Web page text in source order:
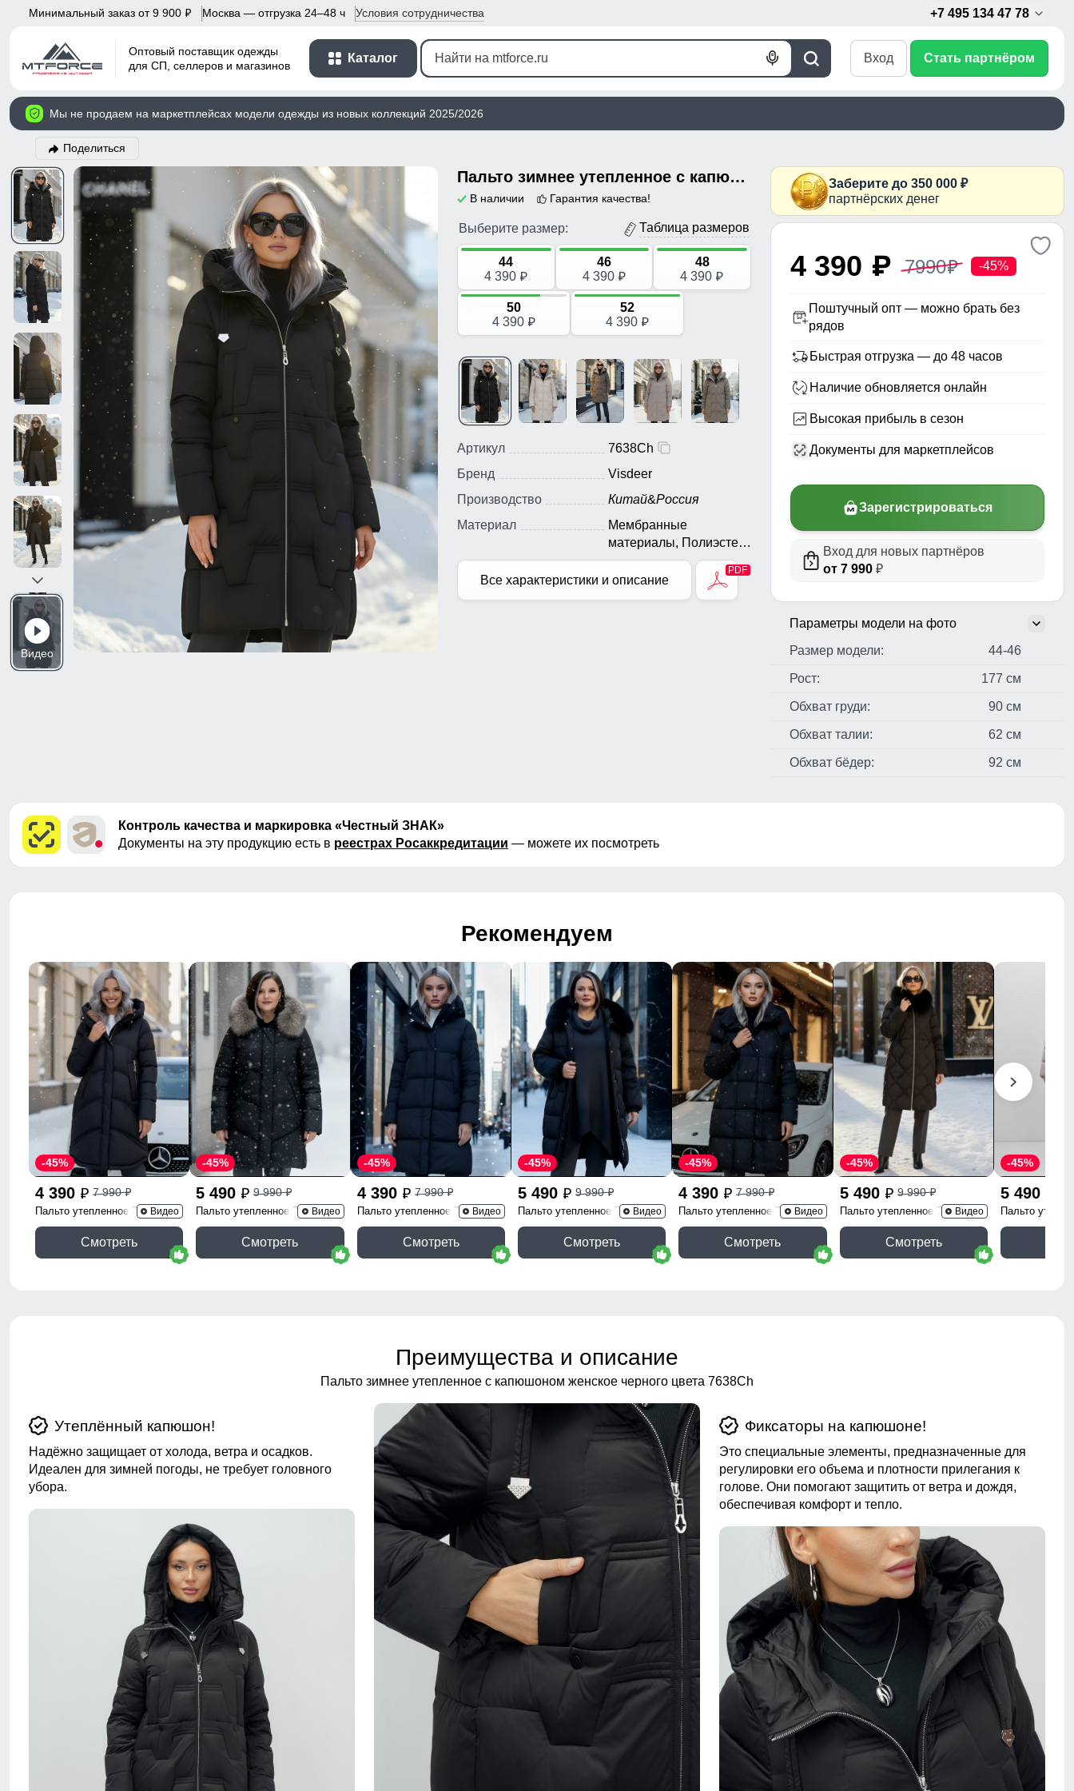
Минимальный заказ от 9 900 p Москва — отгрузка 24–48 ч Условия сотрудничества +7 495 134 47 78
Оптовый поставщик одежды
для СП, селлеров и магазинов
Каталог
Поиск
Голосовой
Вход Стать партнёром
Мы не продаем на маркетплейсах модели одежды из новых коллекций 2025/2026
Поделиться
Видео
Пальто зимнее утепленное с капюшоном женское черного цвета 7638Ch
В наличии Гарантия качества!
Выберите размер: Таблица размеров
44
4 390 p
46
4 390 p
48
4 390 p
50
4 390 p
52
4 390 p
Артикул
7638Ch
Бренд
Visdeer
Производство
Китай&Россия
Материал
Мембранные
материалы, Полиэстер,
Плащевка, Болонь,
Экологичные
Все характеристики и описание
Заберите до 350 000 ₽
партнёрских денег
4 390 p 7990p -45%
Поштучный опт — можно брать без
рядов
Быстрая отгрузка — до 48 часов
Наличие обновляется онлайн
Высокая прибыль в сезон
Документы для маркетплейсов
Зарегистрироваться
Вход для новых партнёров
от 7 990 ₽
Параметры модели на фото
Размер модели:
44-46
Рост: 177 см
Обхват груди: 90 см
Обхват талии: 62 см
Обхват бёдер: 92 см
Контроль качества и маркировка «Честный ЗНАК»
Документы на эту продукцию есть в реестрах Росаккредитации — можете их посмотреть
Рекомендуем
4 390 p 7 990p
-45%
Пальто утепленное 7747Ch
Видео
Смотреть
5 490 p 9 990p
-45%
Пальто утепленное 7745Ch
Видео
Смотреть
4 390 p 7 990p
-45%
Пальто утепленное 7618Ch
Видео
Смотреть
5 490 p 9 990p
-45%
Пальто утепленное 7629Ch
Видео
Смотреть
4 390 p 7 990p
-45%
Пальто утепленное 7700Ch
Видео
Смотреть
5 490 p 9 990p
-45%
Пальто утепленное 7753Ch
Видео
Смотреть
5 490
-45%
Пальто
Преимущества и описание
Пальто зимнее утепленное с капюшоном женское черного цвета 7638Ch
Утеплённый капюшон!
Надёжно защищает от холода, ветра и осадков.
Идеален для зимней погоды, не требует головного
убора.
Фиксаторы на капюшоне!
Это специальные элементы, предназначенные для
регулировки его объема и плотности прилегания к
голове. Они помогают защитить от ветра и дождя,
обеспечивая комфорт и тепло.